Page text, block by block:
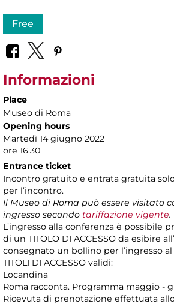
Free
Informazioni
Place
Museo di Roma
Opening hours
Martedì 14 giugno 2022
ore 16.30
Entrance ticket
Incontro gratuito e entrata gratuita
per l’incontro.
Il Museo di Roma può essere visitato
ingresso secondo tariffazione vigente.
L’ingresso alla conferenza è possibile
di un TITOLO DI ACCESSO da esibire
consegnato un bollino per l’ingresso al
TITOLI DI ACCESSO validi:
Locandina
Roma racconta. Programma maggio -
Ricevuta di prenotazione effettuata